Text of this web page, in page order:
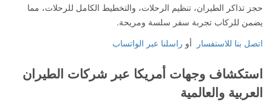
حجز تذاكر الطيران، تنظيم الرحلات، والتخطيط الكامل للرحلات، مما
يضمن للركاب تجربة سفر سلسة ومريحة.
اتصل بنا للاستفسار
أو راسلنا عبر الواتساب
استكشاف وجهات أمريكا عبر شركات الطيران
العربية والعالمية